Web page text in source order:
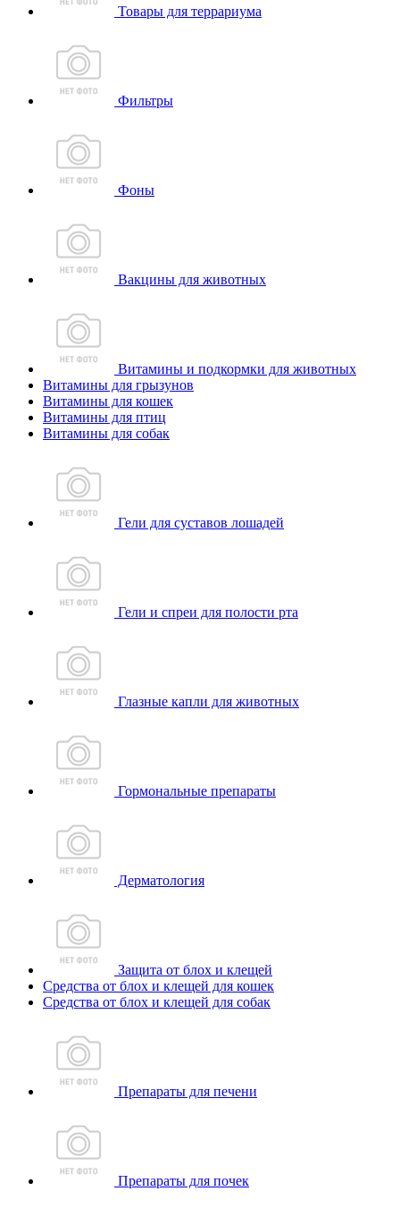
Товары для террариума
Фильтры
Фоны
Вакцины для животных
Витамины и подкормки для животных
Витамины для грызунов
Витамины для кошек
Витамины для птиц
Витамины для собак
Гели для суставов лошадей
Гели и спреи для полости рта
Глазные капли для животных
Гормональные препараты
Дерматология
Защита от блох и клещей
Средства от блох и клещей для кошек
Средства от блох и клещей для собак
Препараты для печени
Препараты для почек